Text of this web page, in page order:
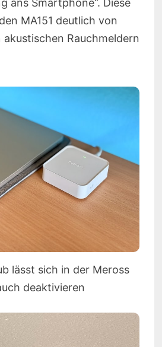
ans Smartphone“. Diese
MA151 deutlich von
akustischen Rauchmeldern
lässt sich in der Meross
deaktivieren